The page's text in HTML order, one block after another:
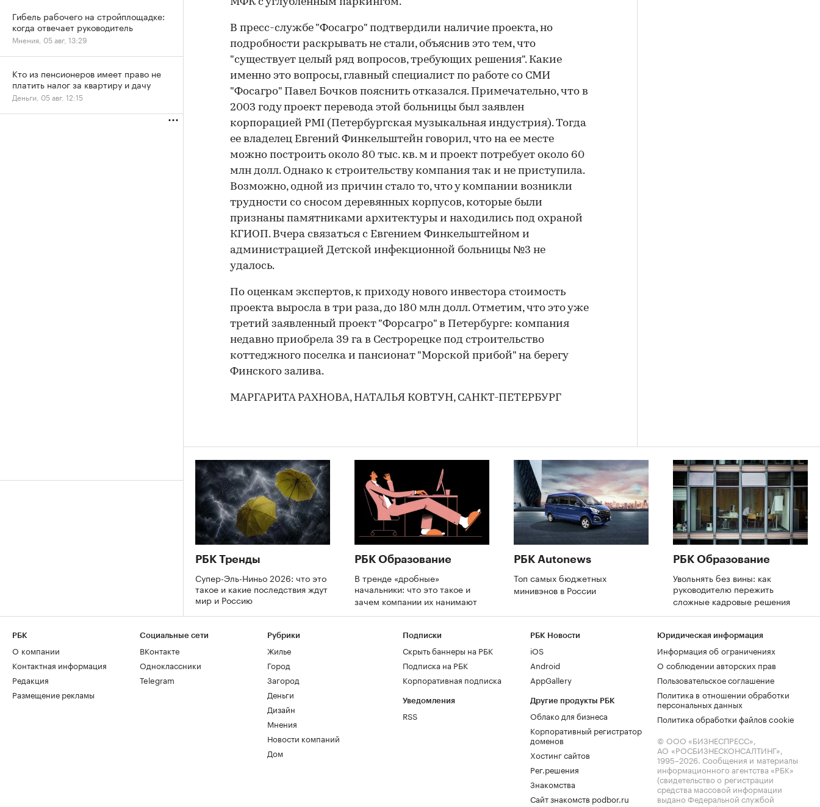
В пресс-службе "Фосагро" подтвердили наличие проекта, но
подробности раскрывать не стали, объяснив это тем, что
"существует целый ряд вопросов, требующих решения". Какие
именно это вопросы, главный специалист по работе со СМИ
"Фосагро" Павел Бочков пояснить отказался. Примечательно, что в
2003 году проект перевода этой больницы был заявлен
корпорацией PMI (Петербургская музыкальная индустрия). Тогда
ее владелец Евгений Финкельштейн говорил, что на ее месте
можно построить около 80 тыс. кв. м и проект потребует около 60
млн долл. Однако к строительству компания так и не приступила.
Возможно, одной из причин стало то, что у компании возникли
трудности со сносом деревянных корпусов, которые были
признаны памятниками архитектуры и находились под охраной
КГИОП. Вчера связаться с Евгением Финкельштейном и
администрацией Детской инфекционной больницы №3 не
удалось.
По оценкам экспертов, к приходу нового инвестора стоимость
проекта выросла в три раза, до 180 млн долл. Отметим, что это уже
третий заявленный проект "Форсагро" в Петербурге: компания
недавно приобрела 39 га в Сестрорецке под строительство
коттеджного поселка и пансионат "Морской прибой" на берегу
Финского залива.
МАРГАРИТА РАХНОВА, НАТАЛЬЯ КОВТУН, САНКТ-ПЕТЕРБУРГ
РБК Тренды
Супер-Эль-Ниньо 2026: что это
такое и какие последствия ждут
мир и Россию
РБК Образование
В тренде «дробные»
начальники: что это такое и
зачем компании их нанимают
РБК Autonews
Топ самых бюджетных
минивэнов в России
РБК Образование
Увольнять без вины: как
руководителю пережить
сложные кадровые решения
Гибель рабочего на стройплощадке:
когда отвечает руководитель
Мнения, 05 авг, 13:29
Кто из пенсионеров имеет право не
платить налог за квартиру и дачу
Деньги, 05 авг, 12:15
РБК
О компании
Контактная информация
Редакция
Размещение рекламы
Социальные сети
ВКонтакте
Одноклассники
Telegram
Рубрики
Жилье
Город
Загород
Деньги
Дизайн
Мнения
Новости компаний
Дом
Подписки
Скрыть баннеры на РБК
Подписка на РБК
Корпоративная подписка
Уведомления
RSS
РБК Новости
iOS
Android
AppGallery
Другие продукты РБК
Облако для бизнеса
Корпоративный регистратор
доменов
Хостинг сайтов
Рег.решения
Знакомства
Сайт знакомств podbor.ru
Юридическая информация
Информация об ограничениях
О соблюдении авторских прав
Пользовательское соглашение
Политика в отношении обработки
персональных данных
Политика обработки файлов cookie
© ООО «БИЗНЕСПРЕСС»,
АО «РОСБИЗНЕСКОНСАЛТИНГ»,
1995–2026. Сообщения и материалы
информационного агентства «РБК»
(свидетельство о регистрации
средства массовой информации
выдано Федеральной службой